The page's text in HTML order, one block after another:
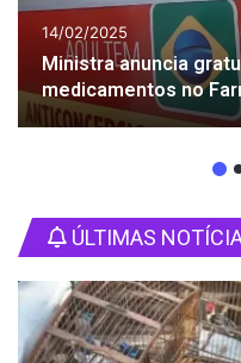
14/02/2025
Ministra anuncia
medicamentos no
ÚLTIMAS